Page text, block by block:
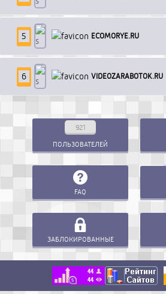
5 ECOMORYE.RU
6 VIDEOZARABOTOK.RU
921
ПОЛЬЗОВАТЕЛЕЙ
FAQ
ЗАБЛОКИРОВАННЫЕ